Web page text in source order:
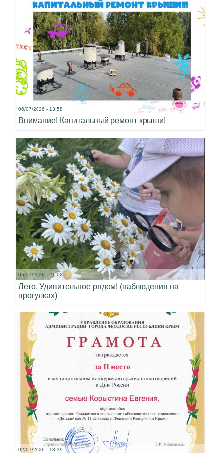
06/07/2026 - 13:58
Внимание! Капитальный ремонт крыши!
05/07/2026 - 21:02
Лето. Удивительное рядом! (наблюдения на
прогулках)
02/07/2026 - 13:39